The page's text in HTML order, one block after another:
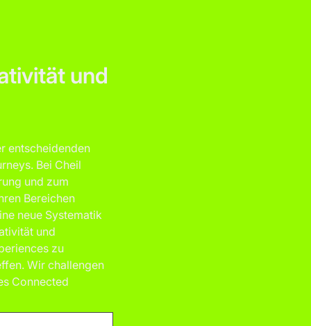
und
entscheidenden
Bei Cheil
und zum
Bereichen
neue Systematik
und
zu
Wir challengen
Connected